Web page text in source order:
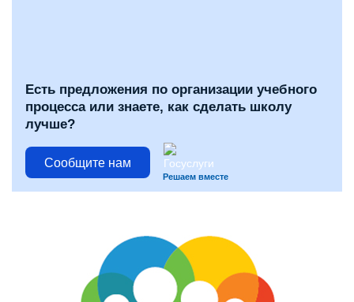
Есть предложения по организации учебного
процесса или знаете, как сделать школу
лучше?
Сообщите нам
Решаем вместе